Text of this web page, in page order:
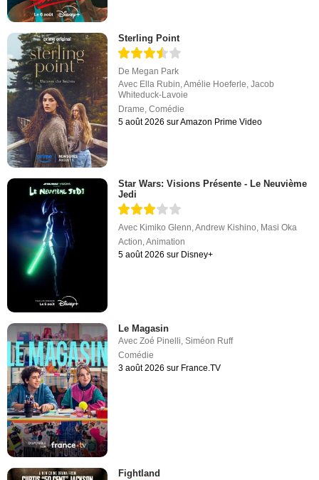
Sterling Point
De Megan Park
Avec Ella Rubin,Amélie Hoeferle,Jacob
Whiteduck-Lavoie
Drame,Comédie
5 août 2026 sur Amazon Prime Video
Star Wars: Visions Présente - Le Neuvième
Jedi
Avec Kimiko Glenn ,Andrew Kishino Masi Oka
Action ,Animation
5 août 2026 sur Disney+
Le Magasin
AvecZoé Pinelli,Siméon Ruff
Comédie
3 août 2026 sur France.TV
Fightland